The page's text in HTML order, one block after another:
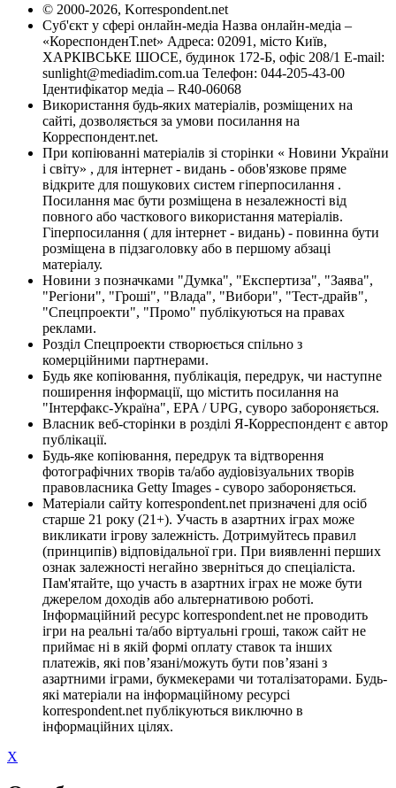
© 2000-2026, Korrespondent.net
Суб'єкт у сфері онлайн-медіа Назва онлайн-медіа –
«КореспонденТ.net» Адреса: 02091, місто Київ,
ХАРКІВСЬКЕ ШОСЕ, будинок 172-Б, офіс 208/1 E-mail:
sunlight@mediadim.com.ua Телефон: 044-205-43-00
Ідентифікатор медіа – R40-06068
Використання будь-яких матеріалів, розміщених на
сайті, дозволяється за умови посилання на
Корреспондент.net.
При копіюванні матеріалів зі сторінки « Новини України
і світу» , для інтернет - видань - обов'язкове пряме
відкрите для пошукових систем гіперпосилання .
Посилання має бути розміщена в незалежності від
повного або часткового використання матеріалів.
Гіперпосилання ( для інтернет - видань) - повинна бути
розміщена в підзаголовку або в першому абзаці
матеріалу.
Новини з позначками "Думка", "Експертиза", "Заява",
"Регіони", "Гроші", "Влада", "Вибори", "Тест-драйв",
"Спецпроекти", "Промо" публікуються на правах
реклами.
Розділ Спецпроекти створюється спільно з
комерційними партнерами.
Будь яке копіювання, публікація, передрук, чи наступне
поширення інформації, що містить посилання на
"Інтерфакс-Україна", EPA / UPG, суворо забороняється.
Власник веб-сторінки в розділі Я-Корреспондент є автор
публікації.
Будь-яке копіювання, передрук та відтворення
фотографічних творів та/або аудіовізуальних творів
правовласника Getty Images - суворо забороняється.
Матеріали сайту korrespondent.net призначені для осіб
старше 21 року (21+). Участь в азартних іграх може
викликати ігрову залежність. Дотримуйтесь правил
(принципів) відповідальної гри. При виявленні перших
ознак залежності негайно зверніться до спеціаліста.
Пам'ятайте, що участь в азартних іграх не може бути
джерелом доходів або альтернативою роботі.
Інформаційний ресурс korrespondent.net не проводить
ігри на реальні та/або віртуальні гроші, також сайт не
приймає ні в якій формі оплату ставок та інших
платежів, які пов’язані/можуть бути пов’язані з
азартними іграми, букмекерами чи тоталізаторами. Будь-
які матеріали на інформаційному ресурсі
korrespondent.net публікуються виключно в
інформаційних цілях.
X